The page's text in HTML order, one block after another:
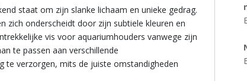
staat om zijn slanke lichaam en unieke gedrag.
zich onderscheidt door zijn subtiele kleuren en
vis voor aquariumhouders vanwege zijn
te passen aan verschillende
te verzorgen, mits de juiste omstandigheden